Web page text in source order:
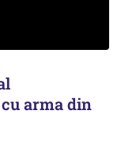
arma din